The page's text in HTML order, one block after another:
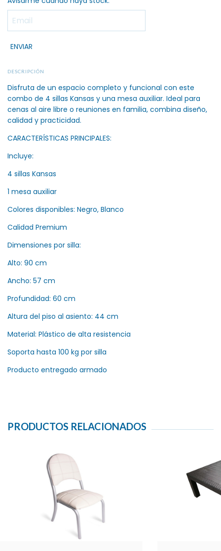
DESCRIPCIÓN
Disfruta de un espacio completo y funcional con este
combo de 4 sillas Kansas y una mesa auxiliar. Ideal para
cenas al aire libre o reuniones en familia, combina diseño,
calidad y practicidad.
CARACTERÍSTICAS PRINCIPALES:
Incluye:
4 sillas Kansas
1 mesa auxiliar
Colores disponibles: Negro, Blanco
Calidad Premium
Dimensiones por silla:
Alto: 90 cm
Ancho: 57 cm
Profundidad: 60 cm
Altura del piso al asiento: 44 cm
Material: Plástico de alta resistencia
Soporta hasta 100 kg por silla
Producto entregado armado
PRODUCTOS RELACIONADOS